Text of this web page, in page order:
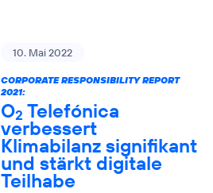
10. Mai 2022
CORPORATE RESPONSIBILITY REPORT
2021:
O2 Telefónica
verbessert
Klimabilanz signifikant
und stärkt digitale
Teilhabe